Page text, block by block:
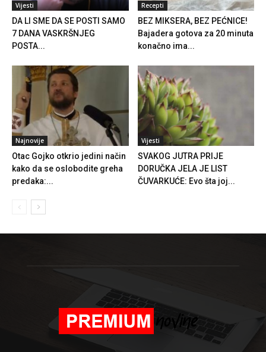
Vijesti
DA LI SME DA SE POSTI SAMO
7 DANA VASKRŠNJEG
POSTA...
Recepti
BEZ MIKSERA, BEZ PEĆNICE!
Bajadera gotova za 20 minuta
konačno ima...
Najnovije
Otac Gojko otkrio jedini način
kako da se oslobodite greha
predaka:...
Vijesti
SVAKOG JUTRA PRIJE
DORUČKA JELA JE LIST
ČUVARKUĆE: Evo šta joj...